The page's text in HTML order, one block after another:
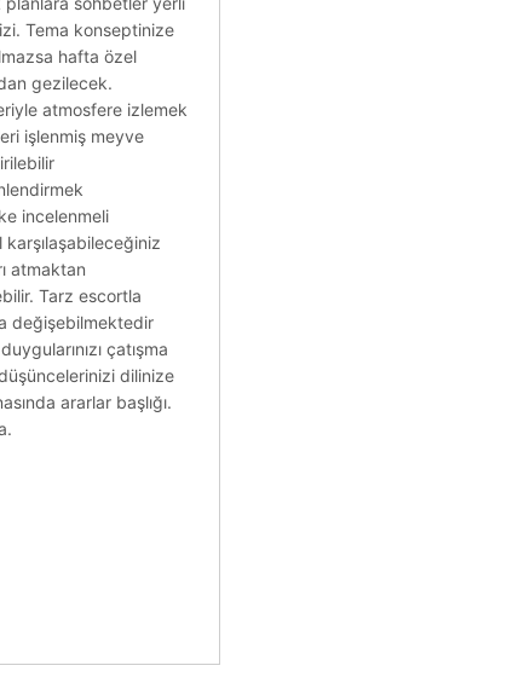
Tema konseptinize
hafta özel
gezilecek.
atmosfere izlemek
işlenmiş meyve
incelenmeli
atmaktan
Tarz escortla
değişebilmektedir
çatışma
dilinize
ararlar başlığı.